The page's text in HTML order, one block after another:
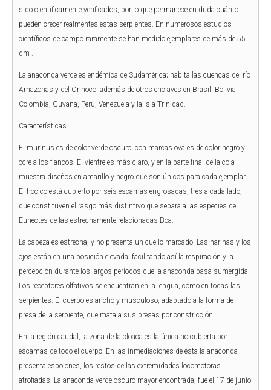
sido científicamente verificados, por lo que permanece en duda cuánto
pueden crecer realmentes estas serpientes. En numerosos estudios
científicos de campo raramente se han medido ejemplares de más de 55
dm .
La anaconda verde es endémica de Sudamérica; habita las cuencas del río
Amazonas y del Orinoco, además de otros enclaves en Brasil, Bolivia,
Colombia, Guyana, Perú, Venezuela y la isla Trinidad.
Características
E. murinus es de color verde oscuro, con marcas ovales de color negro y
ocre a los flancos. El vientre es más claro, y en la parte final de la cola
muestra diseños en amarillo y negro que son únicos para cada ejemplar.
El hocico está cubierto por seis escamas engrosadas, tres a cada lado,
que constituyen el rasgo más distintivo que separa a las especies de
Eunectes de las estrechamente relacionadas Boa.
La cabeza es estrecha, y no presenta un cuello marcado. Las narinas y los
ojos están en una posición elevada, facilitando así la respiración y la
percepción durante los largos períodos que la anaconda pasa sumergida.
Los receptores olfativos se encuentran en la lengua, como en todas las
serpientes. El cuerpo es ancho y musculoso, adaptado a la forma de
presa de la serpiente, que mata a sus presas por constricción.
En la región caudal, la zona de la cloaca es la única no cubierta por
escamas de todo el cuerpo. En las inmediaciones de ésta la anaconda
presenta espolones, los restos de las extremidades locomotoras
atrofiadas. La anaconda verde oscuro mayor encontrada, fue el 17 de junio